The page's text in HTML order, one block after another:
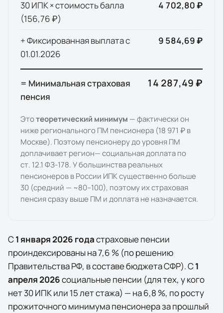
30 ИПК × стоимость балла
(156,76 ₽)
4 702,80 ₽
+ Фиксированная выплата с
01.01.2026
9 584,69 ₽
= Минимальная страховая
пенсия
14 287,49 ₽
Этотеоретический минимум — фактически он
ниже регионального ПМ пенсионера (18 971 ₽в
Москве). Поэтому пенсионеру до уровня ПМ
доплачиваетрегион— социальная доплата по
ст. 12.1 ФЗ-178. У большинства реальных
пенсионеров в России ИПК существенно больше
30 (средний — ~80–100), поэтому их страховая
пенсия сразу выше ПМ и доплата не назначается.
С1 января2026 годастраховые пенсии
проиндексированы на7,6 % (по решению
Правительства РФ, в составе бюджета СФР). С1
апреля2026социальные пенсии (для тех, у кого
нет 30 ИПК или 15 лет стажа) — на6,8 %, по росту
прожиточного минимума пенсионера за прошлый